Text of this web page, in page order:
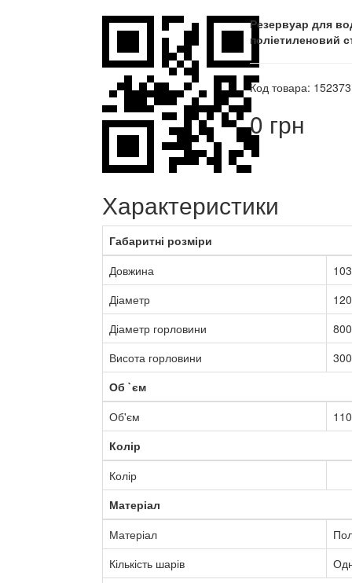
Резервуар для
поліетиленовий
Код товара: 152373
0 грн
Характеристики
Габаритні розміри
Довжина
Діаметр
Діаметр горловини
Висота горловини
Об `єм
Об'єм
Колір
Колір
Матеріал
Матеріал
Кількість шарів